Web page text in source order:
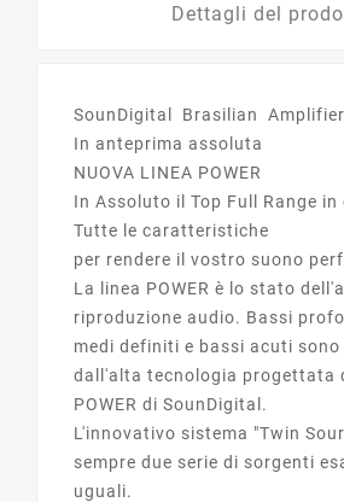
Dettagli del
SounDigital Brasilian
In anteprima assoluta
NUOVA LINEA POWER
In Assoluto il Top Full Range in
Tutte le caratteristiche
per rendere il vostro suono
La linea POWER è lo stato
riproduzione audio. Bassi
medi definiti e bassi acuti
dall'alta tecnologia progettata
POWER di SounDigital.
L'innovativo sistema "Twin
sempre due serie di sorgenti
uguali.